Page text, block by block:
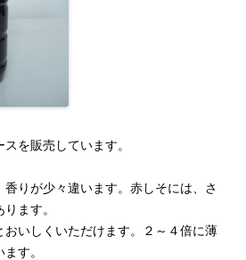
を販売しています。
りが少々違います。赤しそには、さ
ます。
おいしくいただけます。２～４倍に薄
す。